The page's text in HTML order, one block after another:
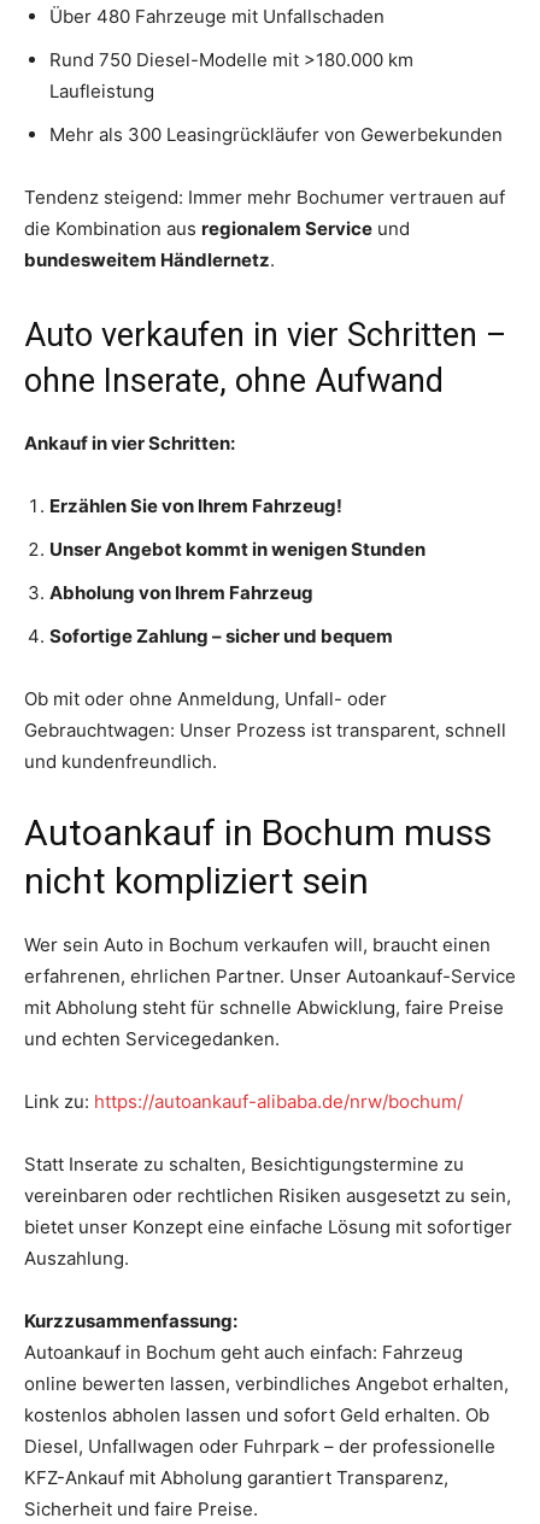
Über 480 Fahrzeuge mit Unfallschaden
Rund 750 Diesel-Modelle mit >180.000 km
Laufleistung
Mehr als 300 Leasingrückläufer von Gewerbekunden
Tendenz steigend: Immer mehr Bochumer vertrauen auf
die Kombination aus regionalem Service und
bundesweitem Händlernetz.
Auto verkaufen in vier Schritten –
ohne Inserate, ohne Aufwand
Ankauf in vier Schritten:
Erzählen Sie von Ihrem Fahrzeug!
Unser Angebot kommt in wenigen Stunden
Abholung von Ihrem Fahrzeug
Sofortige Zahlung – sicher und bequem
Ob mit oder ohne Anmeldung, Unfall- oder
Gebrauchtwagen: Unser Prozess ist transparent, schnell
und kundenfreundlich.
Autoankauf in Bochum muss
nicht kompliziert sein
Wer sein Auto in Bochum verkaufen will, braucht einen
erfahrenen, ehrlichen Partner. Unser Autoankauf-Service
mit Abholung steht für schnelle Abwicklung, faire Preise
und echten Servicegedanken.
Link zu: https://autoankauf-alibaba.de/nrw/bochum/
Statt Inserate zu schalten, Besichtigungstermine zu
vereinbaren oder rechtlichen Risiken ausgesetzt zu sein,
bietet unser Konzept eine einfache Lösung mit sofortiger
Auszahlung.
Kurzzusammenfassung:
Autoankauf in Bochum geht auch einfach: Fahrzeug
online bewerten lassen, verbindliches Angebot erhalten,
kostenlos abholen lassen und sofort Geld erhalten. Ob
Diesel, Unfallwagen oder Fuhrpark – der professionelle
KFZ-Ankauf mit Abholung garantiert Transparenz,
Sicherheit und faire Preise.